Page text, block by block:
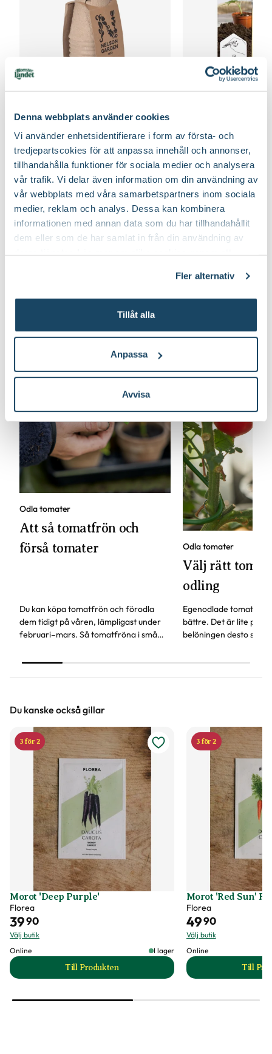
Denna webbplats använder cookies
Vi använder enhetsidentifierare i form av första- och
tredjepartscokies för att anpassa innehåll och annonser,
tillhandahålla funktioner för sociala medier och analysera
vår trafik. Vi delar även information om din användning av
vår webbplats med våra samarbetspartners inom sociala
medier, reklam och analys. Dessa kan kombinera
informationen med annan data som du har tillhandahållit
dem eller som de har samlat in från din användning av
Fler alternativ
Tillåt alla
Anpassa
Avvisa
Fiberpots / Fiberkruka
3990
Välj butik
Online
Fåtal i lager
till Fiberpots / Fiberkruka produktsida
Välj butik
Online
Till
Tips för din grönsaksodling - tomat, gurka och mycket
Odla tomater
Att så tomatfrön och
förså tomater
Du kan köpa tomatfrön och förodla
dem tidigt på våren, lämpligast under
februari–mars. Så tomatfröna i små
våra bästa tips.
Odla tomater
Välj rätt
odling
Egenodlade tomater
bättre. Det är lite
belöningen desto
tomat.
Du kanske också gillar
3 för 2
Morot 'Deep Purple'
Florea
3990
Välj butik
Online
I lager
Till Produkten
till Morot 'Deep Purple' produktsida
3 för 2
Morot 'Red Sun' F1
Florea
4990
Välj butik
Online
Till